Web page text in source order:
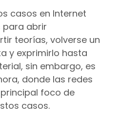
casos en Internet
para abrir
teorías, volverse un
y exprimirlo hasta
sin embargo, es
donde las redes
foco de
casos.